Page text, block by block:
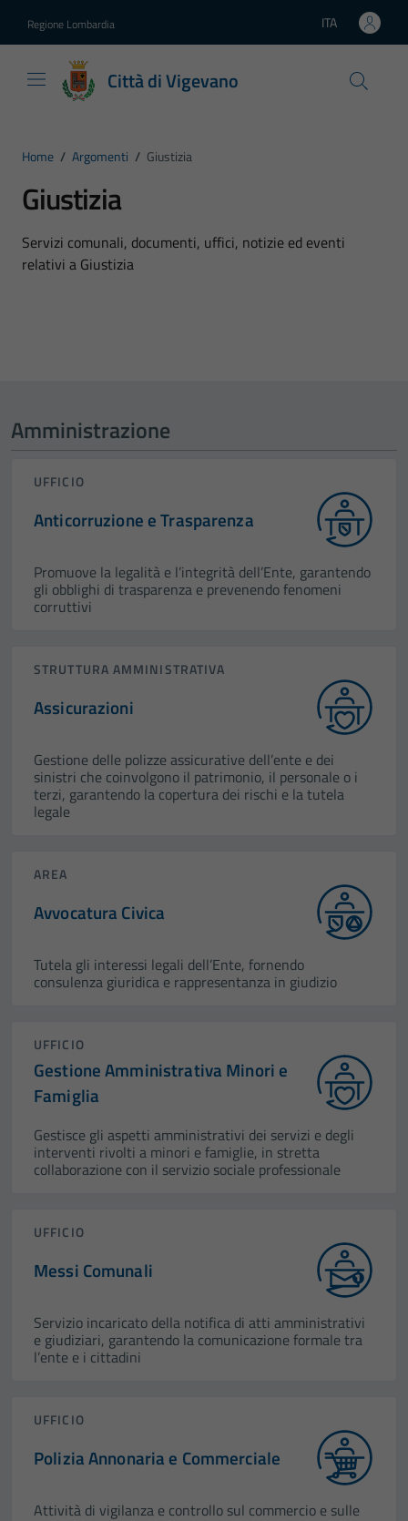
Regione Lombardia Lingua attiva:
ITA
Città di Vigevano
Home / Argomenti / Giustizia
Giustizia
Dettagli dell'argomento
Servizi comunali, documenti, uffici, notizie ed eventi
relativi a Giustizia
Amministrazione
UFFICIO
Anticorruzione e Trasparenza
Promuove la legalità e l’integrità dell’Ente, garantendo
gli obblighi di trasparenza e prevenendo fenomeni
corruttivi
STRUTTURA AMMINISTRATIVA
Assicurazioni
Gestione delle polizze assicurative dell’ente e dei
sinistri che coinvolgono il patrimonio, il personale o i
terzi, garantendo la copertura dei rischi e la tutela
legale
AREA
Avvocatura Civica
Tutela gli interessi legali dell’Ente, fornendo
consulenza giuridica e rappresentanza in giudizio
UFFICIO
Gestione Amministrativa Minori e
Famiglia
Gestisce gli aspetti amministrativi dei servizi e degli
interventi rivolti a minori e famiglie, in stretta
collaborazione con il servizio sociale professionale
UFFICIO
Messi Comunali
Servizio incaricato della notifica di atti amministrativi
e giudiziari, garantendo la comunicazione formale tra
l’ente e i cittadini
UFFICIO
Polizia Annonaria e Commerciale
Attività di vigilanza e controllo sul commercio e sulle